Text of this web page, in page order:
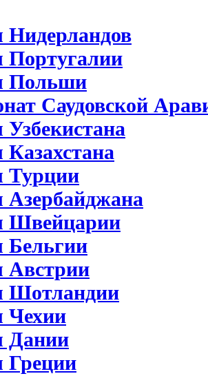
Нидерландов
Португалии
Польши
Саудовской
Турции
Азербайджана
Швейцарии
Бельгии
Австрии
Шотландии
Чехии
Дании
Греции